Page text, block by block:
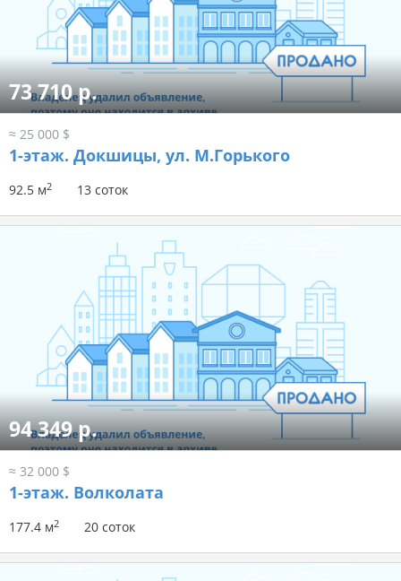
73 710 р.
≈ 25 000 $
1-этаж. Докшицы, ул. М.Горького
92.5 м2 13 соток
94 349 р.
≈ 32 000 $
1-этаж. Волколата
177.4 м2 20 соток